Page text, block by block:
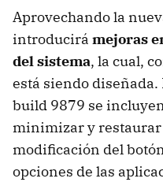
Aprovechando la
introducirá mejoras
del sistema, la cual,
está siendo
build 9879 se
minimizar y restaurar
modificación del
opciones de las